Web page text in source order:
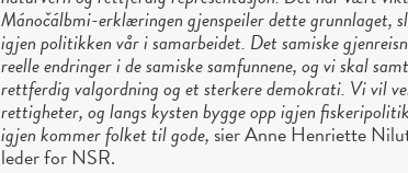
Mánočálbmi-erklæringen gjenspeiler dette grunnlaget,
igjen politikken vår i samarbeidet. Det samiske
reelle endringer i de samiske samfunnene, og vi skal
rettferdig valgordning og et sterkere demokrati. Vi vil
rettigheter, og langs kysten bygge opp igjen
igjen kommer folket til gode,sier Anne Henriette
leder for NSR.